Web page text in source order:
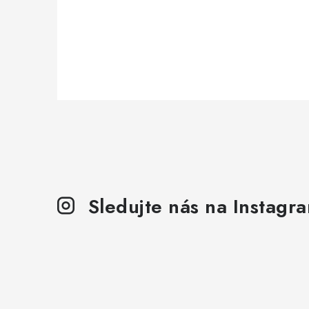
Sledujte nás na